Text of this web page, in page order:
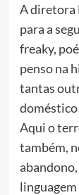
A diretora
para a
freaky,
penso na
tantas
Aqui o
também,